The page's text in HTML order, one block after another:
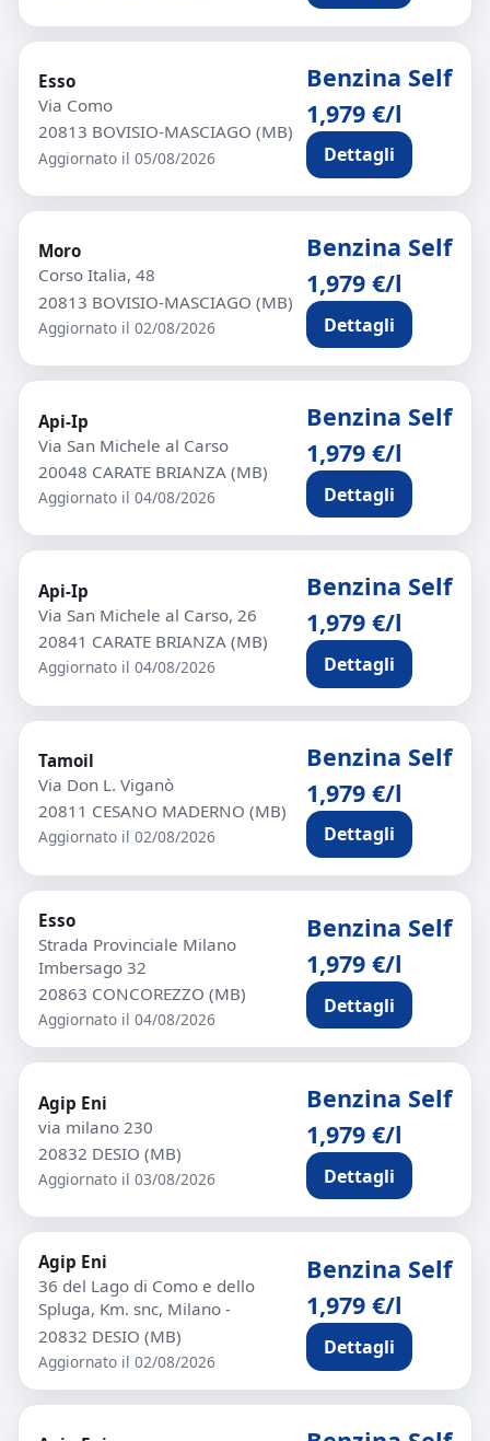
Esso
Via Como
20813 BOVISIO-MASCIAGO (MB)
Aggiornato il 05/08/2026
Benzina Self
1,979 €/l
Dettagli
Moro
Corso Italia, 48
20813 BOVISIO-MASCIAGO (MB)
Aggiornato il 02/08/2026
Benzina Self
1,979 €/l
Dettagli
Api-Ip
Via San Michele al Carso
20048 CARATE BRIANZA (MB)
Aggiornato il 04/08/2026
Benzina Self
1,979 €/l
Dettagli
Api-Ip
Via San Michele al Carso, 26
20841 CARATE BRIANZA (MB)
Aggiornato il 04/08/2026
Benzina Self
1,979 €/l
Dettagli
Tamoil
Via Don L. Viganò
20811 CESANO MADERNO (MB)
Aggiornato il 02/08/2026
Benzina Self
1,979 €/l
Dettagli
Esso
Strada Provinciale Milano
Imbersago 32
20863 CONCOREZZO (MB)
Aggiornato il 04/08/2026
Benzina Self
1,979 €/l
Dettagli
Agip Eni
via milano 230
20832 DESIO (MB)
Aggiornato il 03/08/2026
Benzina Self
1,979 €/l
Dettagli
Agip Eni
36 del Lago di Como e dello
Spluga, Km. snc, Milano -
20832 DESIO (MB)
Aggiornato il 02/08/2026
Benzina Self
1,979 €/l
Dettagli